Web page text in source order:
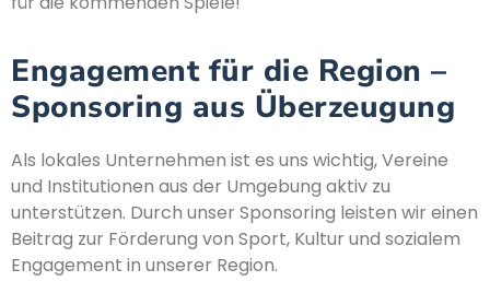
Engagement für die Region –
Sponsoring aus Überzeugung
Als lokales Unternehmen ist es uns wichtig, Vereine
und Institutionen aus der Umgebung aktiv zu
unterstützen. Durch unser Sponsoring leisten wir einen
Beitrag zur Förderung von Sport, Kultur und sozialem
Engagement in unserer Region.